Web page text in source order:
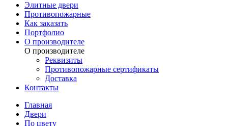
Элитные двери
Противопожарные
Как заказать
Портфолио
О производителе
О производителе
Реквизиты
Противопожарные сертификаты
Доставка
Контакты
Главная
Двери
По цвету